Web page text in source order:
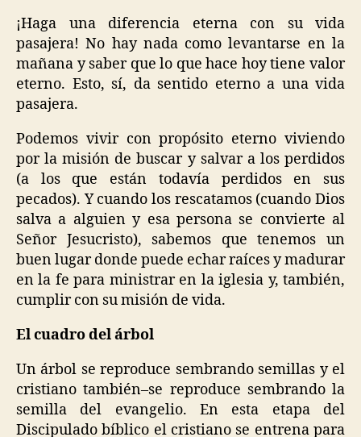
¡Haga una diferencia eterna con su vida
pasajera! No hay nada como levantarse en la
mañana y saber que lo que hace hoy tiene valor
eterno. Esto, sí, da sentido eterno a una vida
pasajera.
Podemos vivir con propósito eterno viviendo
por la misión de buscar y salvar a los perdidos
(a los que están todavía perdidos en sus
pecados). Y cuando los rescatamos (cuando Dios
salva a alguien y esa persona se convierte al
Señor Jesucristo), sabemos que tenemos un
buen lugar donde puede echar raíces y madurar
en la fe para ministrar en la iglesia y, también,
cumplir con su misión de vida.
El cuadro del árbol
Un árbol se reproduce sembrando semillas y el
cristiano también–se reproduce sembrando la
semilla del evangelio. En esta etapa del
Discipulado bíblico el cristiano se entrena para